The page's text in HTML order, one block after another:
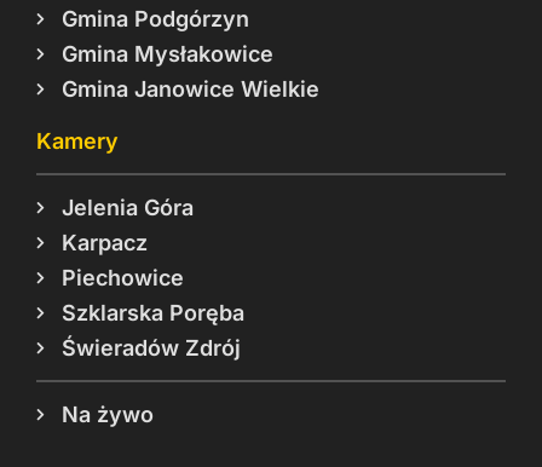
Gmina Podgórzyn
Gmina Mysłakowice
Gmina Janowice Wielkie
Kamery
Jelenia Góra
Karpacz
Piechowice
Szklarska Poręba
Świeradów Zdrój
Na żywo